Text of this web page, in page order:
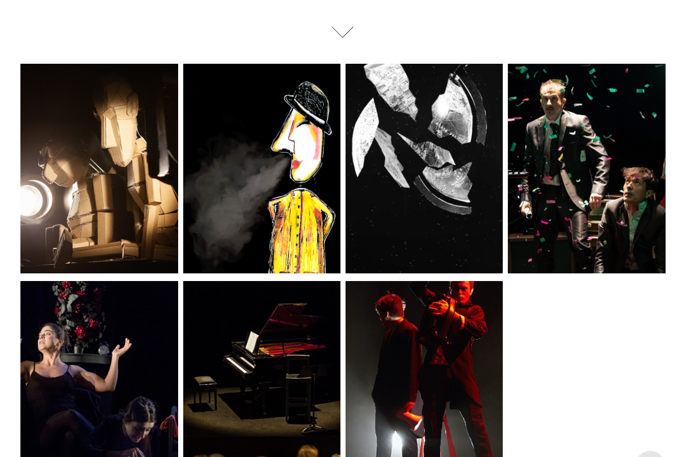
LA LUNE DES PAUVRES VOIX DANS LE NOIR (I) ILS CASSENT LE MONDE SHANGHAÏ KARAOKÉ HÔTEL
LES BONNES 24 FLEURS DU MAL LE TRICORNE GUEULE RICTUS